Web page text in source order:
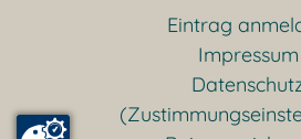
Eintrag
Impressum